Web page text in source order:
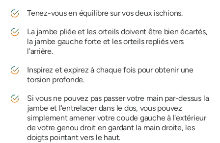
Tenez-vous en équilibre sur vos deux ischions.
La jambe pliée et les orteils doivent être bien écartés,
la jambe gauche forte et les orteils repliés vers
l'arrière.
Inspirez et expirez à chaque fois pour obtenir une
torsion profonde.
Si vous ne pouvez pas passer votre main par-dessus la
jambe et l'entrelacer dans le dos, vous pouvez
simplement amener votre coude gauche à l'extérieur
de votre genou droit en gardant la main droite, les
doigts pointant vers le haut.